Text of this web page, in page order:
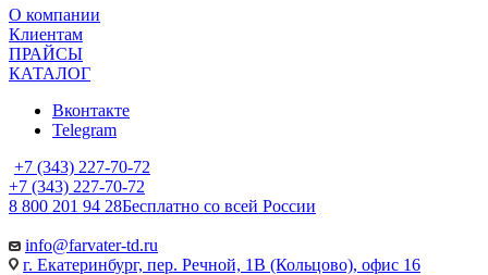
О компании
Клиентам
ПРАЙСЫ
КАТАЛОГ
Вконтакте
Telegram
+7 (343) 227-70-72
+7 (343) 227-70-72
8 800 201 94 28Бесплатно со всей России
info@farvater-td.ru
г. Екатеринбург, пер. Речной, 1В (Кольцово), офис 16